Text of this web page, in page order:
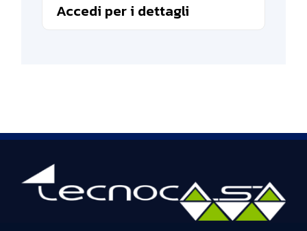
Accedi per i dettagli